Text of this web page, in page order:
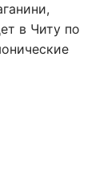
в Читу по